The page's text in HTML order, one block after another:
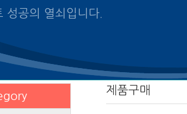
품의 선택은 프로젝트 성공의 열쇠입
제품구매